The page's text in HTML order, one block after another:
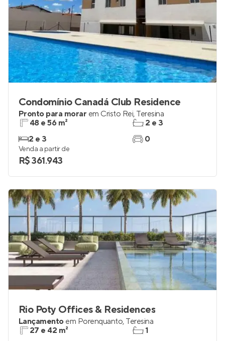
Condomínio Canadá Club Residence
Pronto para morar em Cristo Rei, Teresina
48 e 56 m²
2 e 3
2 e 3
0
Venda a partir de
R$ 361.943
Rio Poty Offices & Residences
Lançamento em Porenquanto, Teresina
27 e 42 m²
1